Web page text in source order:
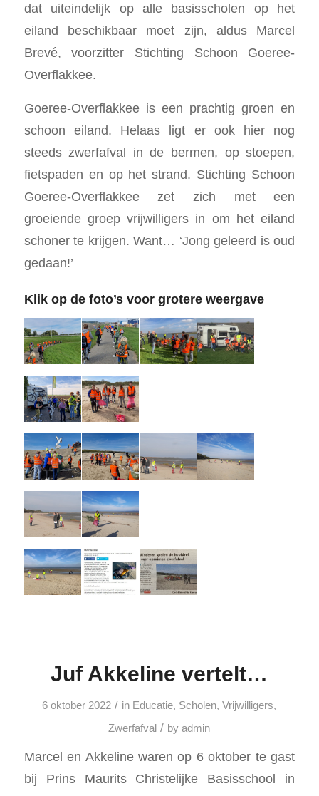
dat uiteindelijk op alle basisscholen op het
eiland beschikbaar moet zijn, aldus Marcel
Brevé, voorzitter Stichting Schoon Goeree-
Overflakkee.
Goeree-Overflakkee is een prachtig groen en
schoon eiland. Helaas ligt er ook hier nog
steeds zwerfafval in de bermen, op stoepen,
fietspaden en op het strand. Stichting Schoon
Goeree-Overflakkee zet zich met een
groeiende groep vrijwilligers in om het eiland
schoner te krijgen. Want… ‘Jong geleerd is oud
gedaan!’
Klik op de foto’s voor grotere weergave
Juf Akkeline vertelt…
6 oktober 2022 / in Educatie, Scholen,Vrijwilligers,
Zwerfafval / byadmin
Marcel en Akkeline waren op 6 oktober te gast
bij Prins Maurits Christelijke Basisschool in